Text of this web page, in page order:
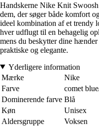
Handskerne Nike Knit
dem, der søger både komfort
ideel kombination af et trendy
hver udflugt til en behagelig
mens du beskytter dine
praktiske og elegante.
Yderligere information
Mærke
Nike
Farve
comet
Dominerende farve Blå
Køn
Unisex
Aldersgruppe
Voksen